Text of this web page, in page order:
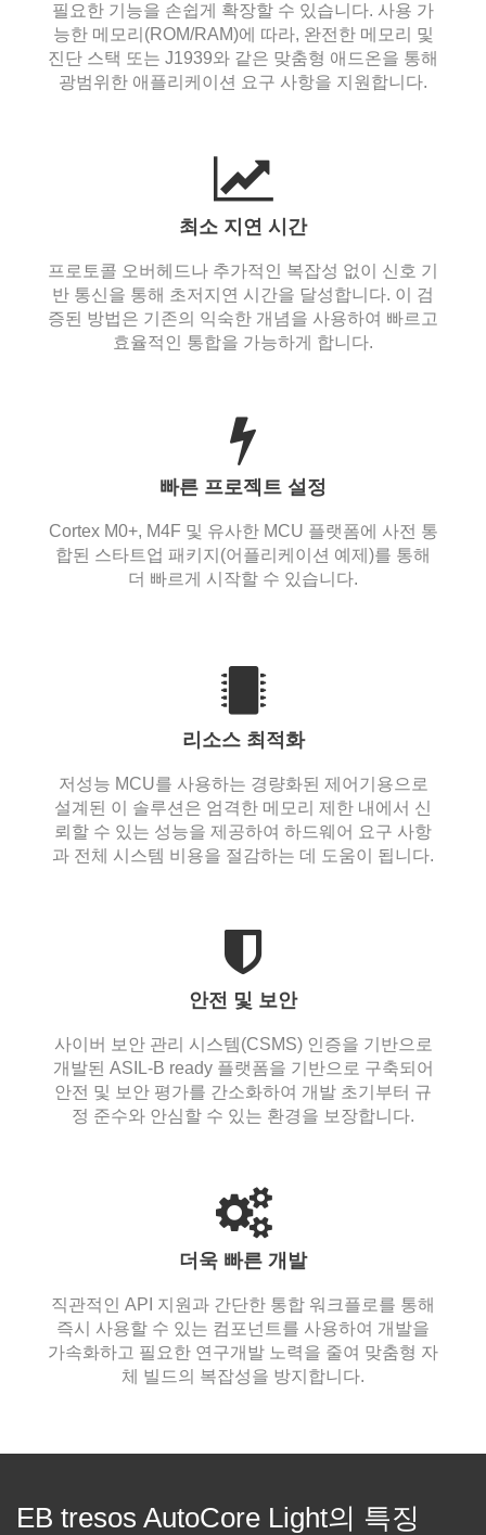
필요한 기능을 손쉽게 확장할 수 있습니다. 사용 가
능한 메모리(ROM/RAM)에 따라, 완전한 메모리 및
진단 스택 또는 J1939와 같은 맞춤형 애드온을 통해
광범위한 애플리케이션 요구 사항을 지원합니다.
최소 지연 시간
프로토콜 오버헤드나 추가적인 복잡성 없이 신호 기
반 통신을 통해 초저지연 시간을 달성합니다. 이 검
증된 방법은 기존의 익숙한 개념을 사용하여 빠르고
효율적인 통합을 가능하게 합니다.
빠른 프로젝트 설정
Cortex M0+, M4F 및 유사한 MCU 플랫폼에 사전 통
합된 스타트업 패키지(어플리케이션 예제)를 통해
더 빠르게 시작할 수 있습니다.
리소스 최적화
저성능 MCU를 사용하는 경량화된 제어기용으로
설계된 이 솔루션은 엄격한 메모리 제한 내에서 신
뢰할 수 있는 성능을 제공하여 하드웨어 요구 사항
과 전체 시스템 비용을 절감하는 데 도움이 됩니다.
안전 및 보안
사이버 보안 관리 시스템(CSMS) 인증을 기반으로
개발된 ASIL-B ready 플랫폼을 기반으로 구축되어
안전 및 보안 평가를 간소화하여 개발 초기부터 규
정 준수와 안심할 수 있는 환경을 보장합니다.
더욱 빠른 개발
직관적인 API 지원과 간단한 통합 워크플로를 통해
즉시 사용할 수 있는 컴포넌트를 사용하여 개발을
가속화하고 필요한 연구개발 노력을 줄여 맞춤형 자
체 빌드의 복잡성을 방지합니다.
EB tresos AutoCore Light의 특징